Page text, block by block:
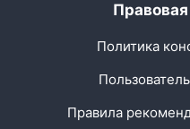
Политика
Правила